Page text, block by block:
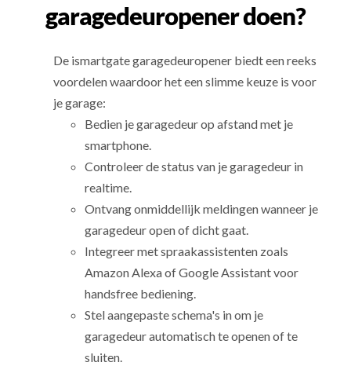
garagedeuropener doen?
De ismartgate garagedeuropener biedt een reeks
voordelen waardoor het een slimme keuze is voor
je garage:
Bedien je garagedeur op afstand met je
smartphone.
Controleer de status van je garagedeur in
realtime.
Ontvang onmiddellijk meldingen wanneer je
garagedeur open of dicht gaat.
Integreer met spraakassistenten zoals
Amazon Alexa of Google Assistant voor
handsfree bediening.
Stel aangepaste schema's in om je
garagedeur automatisch te openen of te
sluiten.